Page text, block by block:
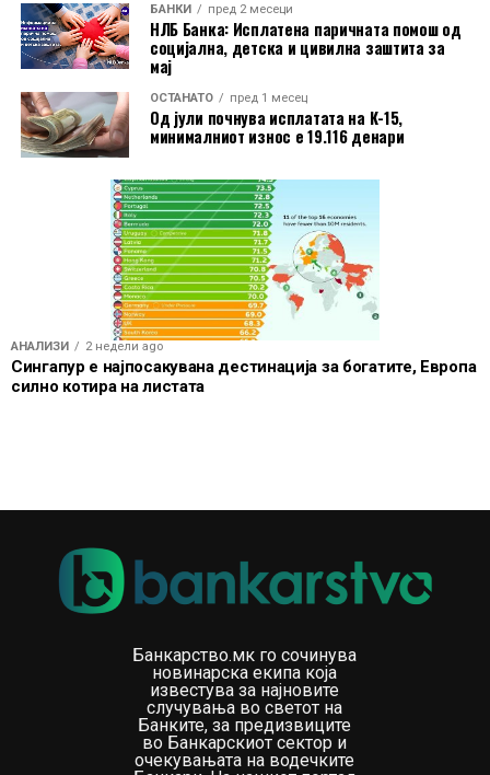
Со овие поволности, Mastercard World Debit е
насочена кон корисници кои бараат дополнителни
услуги при патување, но и поедноставно секојдневно
банкарско работење.
БАНКИ пред 2 месеци
НЛБ Банка: Исплатена паричната помош од
социјална, детска и цивилна заштита за
мај
ОСТАНАТО пред 1 месец
Од јули почнува исплатата на К-15,
минималниот износ е 19.116 денари
АНАЛИЗИ 2 недели ago
Сингапур е најпосакувана дестинација за богатите, Европа
силно котира на листата
Банкарство.мк го сочинува
новинарска екипа која
известува за најновите
случувања во светот на
Банките, за предизвиците
во Банкарскиот сектор и
очекувањата на водечките